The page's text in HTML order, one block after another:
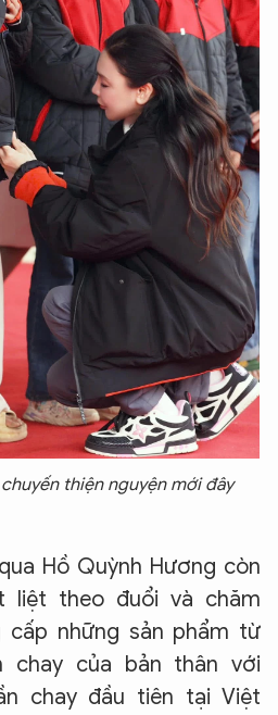
thiện nguyện mới đây
Hồ Quỳnh Hương còn
liệt theo đuổi và chăm
cấp những sản phẩm từ
chay của bản thân với
chay đầu tiên tại Việt